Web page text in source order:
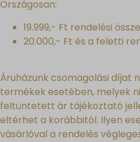
Országosan:
19.999,- Ft rendelési
20.000,- Ft és a feletti
Áruházunk csomagolási díjat
termékek esetében, melyek
feltüntetett ár tájékoztató
eltérhet a korábbitól. Ilyen
vásárlóval a rendelés